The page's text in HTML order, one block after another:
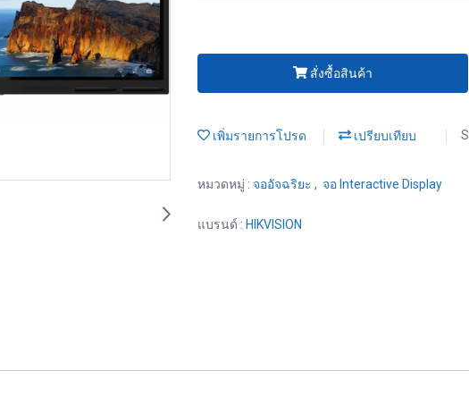
สั่งซื้อสินค้า
เพิ่มรายการโปรด เปรียบเทียบ
หมวดหมู่ : จออัจฉริยะ , จอ Interactive Display
แบรนด์ : HIKVISION